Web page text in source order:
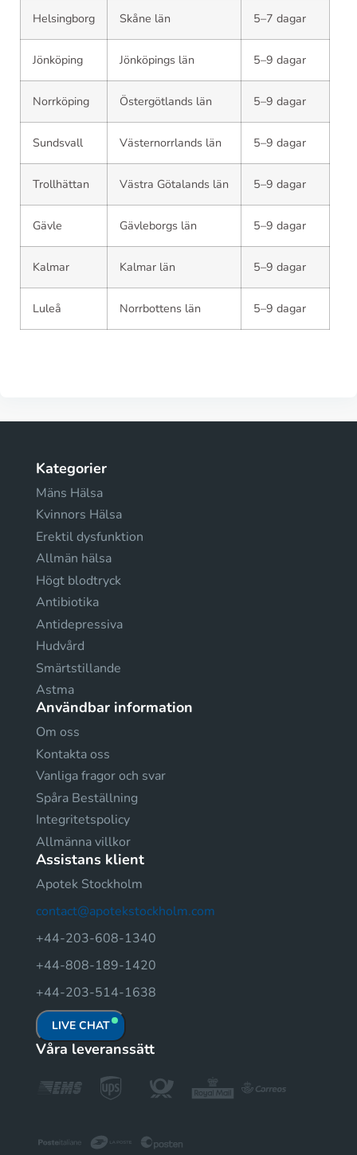
Helsingborg Skåne län 5–7 dagar
Jönköping Jönköpings län 5–9 dagar
Norrköping Östergötlands län 5–9 dagar
Sundsvall Västernorrlands län 5–9 dagar
Trollhättan Västra Götalands län 5–9 dagar
Gävle Gävleborgs län 5–9 dagar
Kalmar Kalmar län 5–9 dagar
Luleå Norrbottens län 5–9 dagar
Kategorier
Mäns Hälsa
Kvinnors Hälsa
Erektil dysfunktion
Allmän hälsa
Högt blodtryck
Antibiotika
Antidepressiva
Hudvård
Smärtstillande
Astma
Användbar information
Om oss
Kontakta oss
Vanliga fragor och svar
Spåra Beställning
Integritetspolicy
Allmänna villkor
Assistans klient
Apotek Stockholm
contact@apotekstockholm.com
+44-203-608-1340
+44-808-189-1420
+44-203-514-1638
LIVE CHAT
Våra leveranssätt